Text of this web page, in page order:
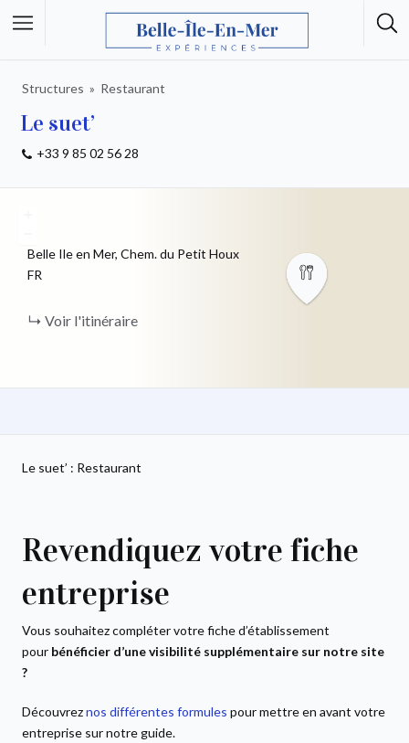
Structures Restaurant
Le suet’
+33 9 85 02 56 28
Belle Ile en Mer, Chem. du Petit Houx
FR
Voir l'itinéraire
Le suet’ : Restaurant
Revendiquez votre fiche
entreprise
Vous souhaitez compléter votre fiche d’établissement
pour bénéficier d’une visibilité supplémentaire sur notre site
?
Découvreznos différentes formules pour mettre en avant votre
entreprise sur notre guide.